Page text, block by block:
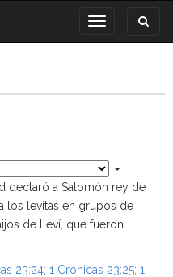
Toggle
navigation
declaró a Salomón rey de
los levitas en grupos de
de Leví, que fueron
23:24; 1 Crónicas 23:25; 1